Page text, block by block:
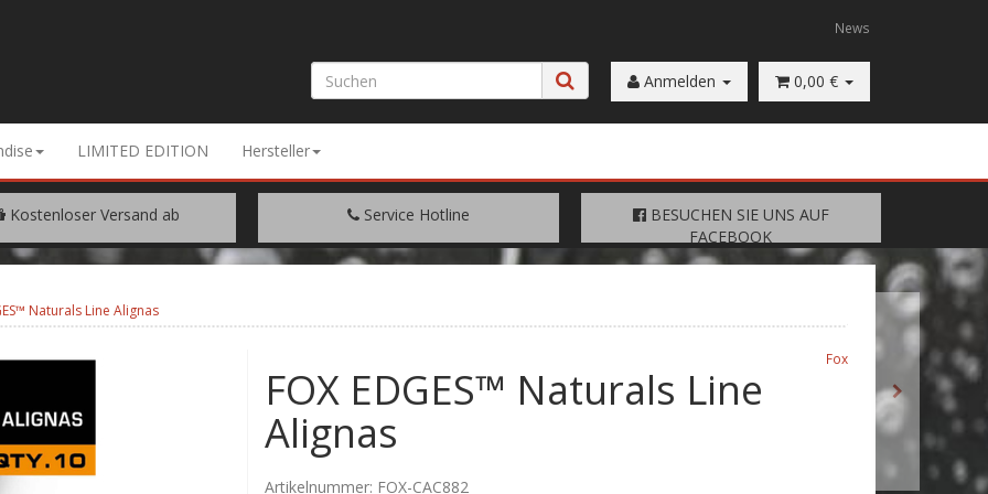
News
Anmelden 0,00 €
LIMITED EDITION Hersteller
Kostenloser Versand ab
WARENWERT VON € 200.- Service Hotline
+49 (0) 9429/948344
BESUCHEN SIE UNS AUF
FACEBOOK
BESUCHEN SIE UNS AUF
FACEBOOK
Naturals Line Alignas
Fox
FOX EDGES™ Naturals Line
Alignas
Artikelnummer: FOX-CAC882